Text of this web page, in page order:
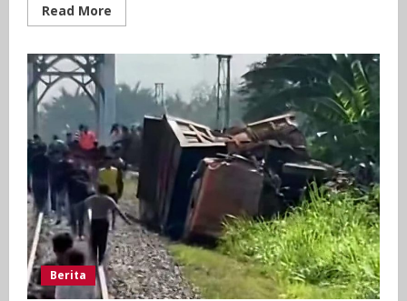
Read More
more
Undana
yang
Depresi
Usai
12
Kali
Batal
Ujian
Skripsi
Berita